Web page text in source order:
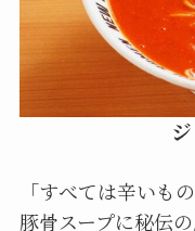
「すべては辛いも
豚骨スープに秘伝